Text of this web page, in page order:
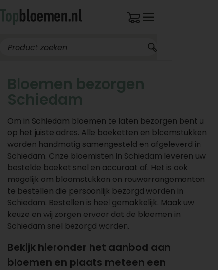
Bloemen bezorgen
Schiedam
Om in Schiedam bloemen te laten bezorgen bent u
op het juiste adres. Alle boeketten en bloemstukken
worden handmatig samengesteld en afgeleverd in
Schiedam. Onze bloemisten in Schiedam leveren uw
bestelde boeket snel en accuraat af. Het is ook
mogelijk om bloemstukken en rouwarrangementen
te bestellen die persoonlijk bezorgd worden in
Schiedam. Bestellen is heel gemakkelijk. Maak uw
keuze en wij zorgen ervoor dat de bloemen in
Schiedam snel bezorgd worden.
Bekijk hieronder het aanbod aan
bloemen en plaats meteen een